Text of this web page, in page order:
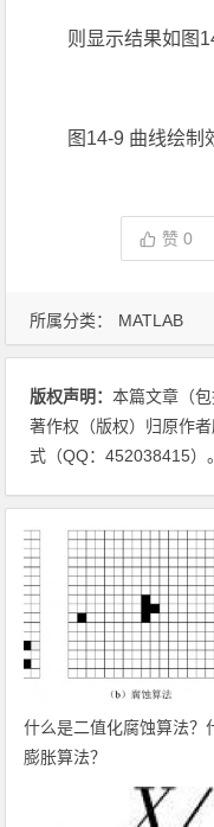
则显示结果如图
图14-9 曲线绘制
赞0
所属分类： MATLAB
版权声明：本篇文章（
著作权（版权）归原作
式（QQ：452038415）。
什么是二值化腐蚀算法？
膨胀算法？